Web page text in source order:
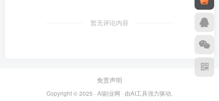
暂无评论内容
免责声明
Copyright © 2025 · AI副业网 · 由AI工具强力驱动.